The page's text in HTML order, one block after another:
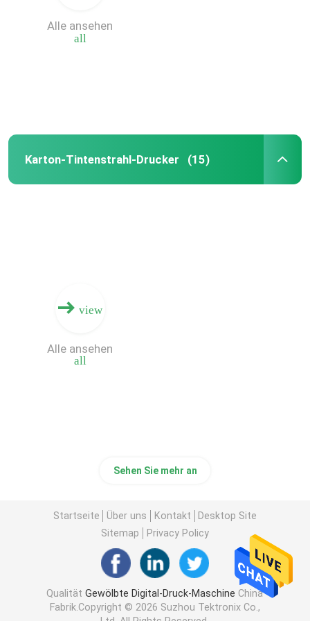
Maschine digitaler Box Druck
Karton-Tintenstrahl-Drucker
digitale Presse des Tintenstrahl
Kasten-Drucker Machine
Einzelner Durchlauf-gewölbter Drucker
all
Alle ansehen
Karton-Tintenstrahl-Drucker (15)
view
all
Alle ansehen
Sehen Sie mehr an
Startseite Über uns Kontakt
Desktop Site
Sitemap
Privacy Policy
QualitätGewölbte Digital-Druck-Maschine China
Fabrik.Copyright © 2026 Suzhou Tektronix Co.,